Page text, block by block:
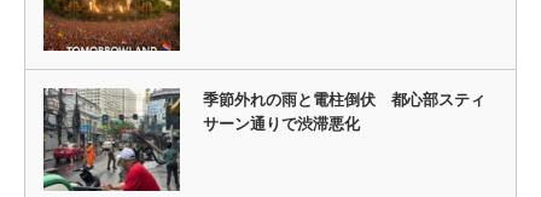
季節外れの雨と電柱倒伏 都心部スティ
サーン通りで渋滞悪化